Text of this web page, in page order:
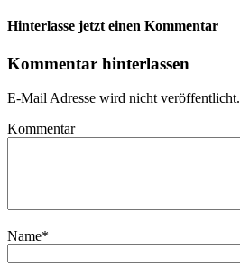
Hinterlasse jetzt einen Kommentar
Kommentar hinterlassen
E-Mail Adresse wird nicht veröffentlicht.
Kommentar
Name*